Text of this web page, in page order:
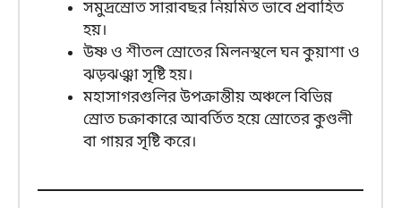
সমুদ্রস্রোত সারাবছর নিয়মিত ভাবে প্রবাহিত
হয়।
উষ্ণ ও শীতল স্রোতের মিলনস্থলে ঘন কুয়াশা ও
ঝড়ঝঞ্ঝা সৃষ্টি হয়।
মহাসাগরগুলির উপক্রান্তীয় অঞ্চলে বিভিন্ন
স্রোত চক্রাকারে আবর্তিত হয়ে স্রোতের কুণ্ডলী
বা গায়র সৃষ্টি করে।